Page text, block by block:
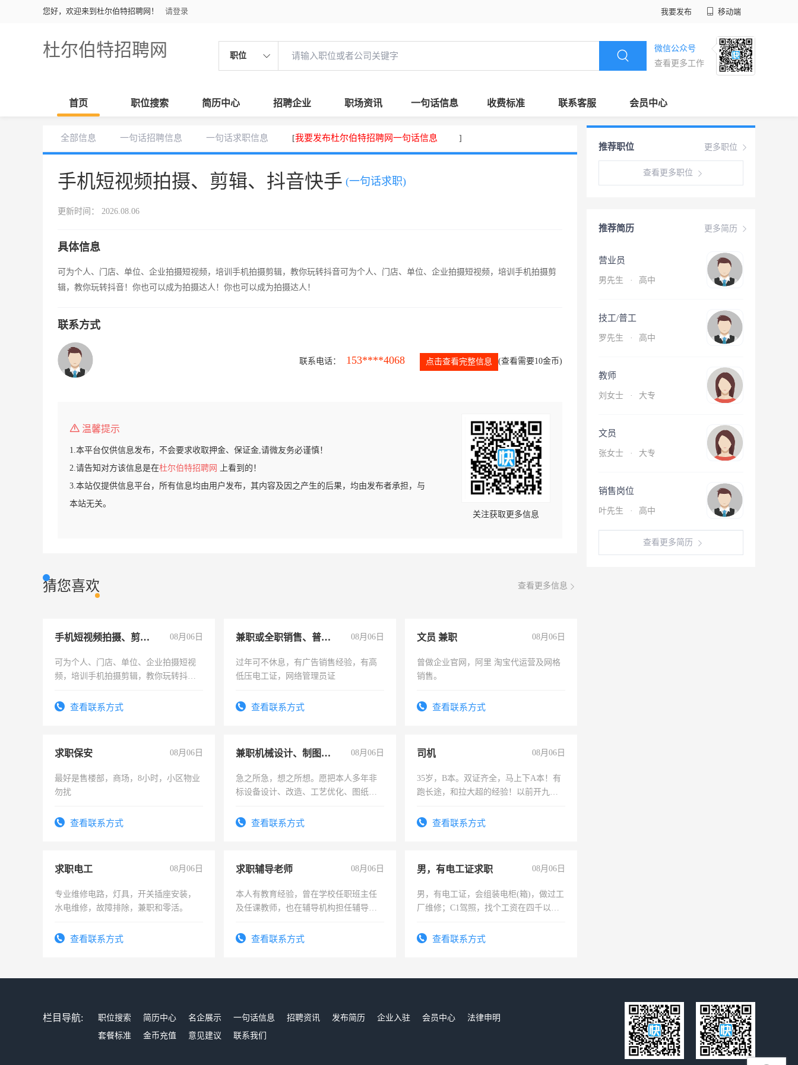
您好，欢迎来到杜尔伯特招聘网！ 请登录 我要发布 移动端
杜尔伯特招聘网 职位
微信公众号
查看更多工作
首页 职位搜索 简历中心 招聘企业 职场资讯 一句话信息 收费标准 联系客服 会员中心
全部信息 一句话招聘信息 一句话求职信息 [我要发布杜尔伯特招聘网一句话信息 ]
手机短视频拍摄、剪辑、抖音快手 (一句话求职)
更新时间： 2026.08.06
具体信息
可为个人、门店、单位、企业拍摄短视频，培训手机拍摄剪辑，教你玩转抖音可为个人、门店、单位、企业拍摄短视频，培训手机拍摄剪
辑，教你玩转抖音！你也可以成为拍摄达人！你也可以成为拍摄达人！
联系方式
联系电话： 153****4068 点击查看完整信息 (查看需要10金币)
温馨提示
1.本平台仅供信息发布，不会要求收取押金、保证金,请微友务必谨慎！
2.请告知对方该信息是在杜尔伯特招聘网
上看到的！
3.本站仅提供信息平台，所有信息均由用户发布，其内容及因之产生的后果，均由发布者承担，与
本站无关。
关注获取更多信息
猜您喜欢 查看更多信息
手机短视频拍摄、剪辑、抖音快手 08月06日
可为个人、门店、单位、企业拍摄短视
频，培训手机拍摄剪辑，教你玩转抖音
频，培训手机拍摄剪辑，教你玩转抖
查看联系方式
兼职或全职销售、普工、维修 08月06日
过年可不休息，有广告销售经验，有高
低压电工证，网络管理员证
查看联系方式
文员 兼职 08月06日
曾做企业官网，阿里 淘宝代运营及网格
销售。
查看联系方式
求职保安 08月06日
最好是售楼部，商场，8小时，小区物业
勿扰
查看联系方式
兼职机械设计、制图、设备改造 08月06日
急之所急，想之所想。愿把本人多年非
标设备设计、改造、工艺优化、图纸制
结识有识之士，共享未来。
查看联系方式
司机 08月06日
35岁，B本。双证齐全，马上下A本！有
跑长途，和拉大超的经验！以前开九米
查看联系方式
求职电工 08月06日
专业维修电路，灯具，开关插座安装，
水电维修，故障排除，兼职和零活。
查看联系方式
求职辅导老师 08月06日
本人有教育经验，曾在学校任职班主任
及任课教师，也在辅导机构担任辅导教
查看联系方式
男，有电工证求职 08月06日
男，有电工证，会组装电柜(箱)，做过工
厂维修；C1驾照，找个工资在四千以
电话查看联系方式
更多职位
推荐职位
查看更多职位
更多简历
推荐简历
营业员
男先生 · 高中
技工/普工
罗先生 · 高中
教师
刘女士 · 大专
文员
张女士 · 大专
销售岗位
叶先生 · 高中
查看更多简历
栏目导航: 职位搜索 简历中心 名企展示 一句话信息 招聘资讯 发布简历 企业入驻 会员中心
法律申明
套餐标准
金币充值 意见建议 联系我们